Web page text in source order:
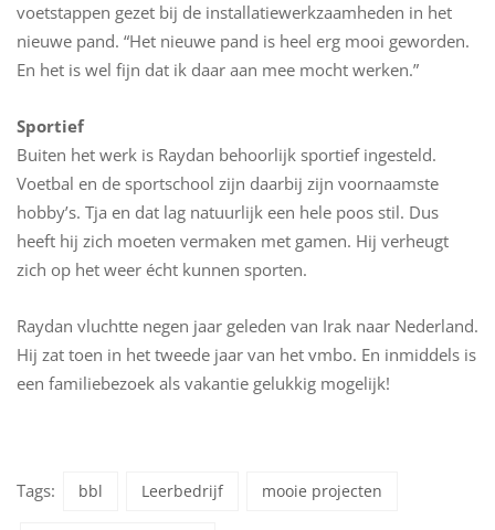
voetstappen gezet bij de installatiewerkzaamheden in het
nieuwe pand. “Het nieuwe pand is heel erg mooi geworden.
En het is wel fijn dat ik daar aan mee mocht werken.”
Sportief
Buiten het werk is Raydan behoorlijk sportief ingesteld.
Voetbal en de sportschool zijn daarbij zijn voornaamste
hobby’s. Tja en dat lag natuurlijk een hele poos stil. Dus
heeft hij zich moeten vermaken met gamen. Hij verheugt
zich op het weer écht kunnen sporten.
Raydan vluchtte negen jaar geleden van Irak naar Nederland.
Hij zat toen in het tweede jaar van het vmbo. En inmiddels is
een familiebezoek als vakantie gelukkig mogelijk!
Tags: bbl Leerbedrijf mooie projecten